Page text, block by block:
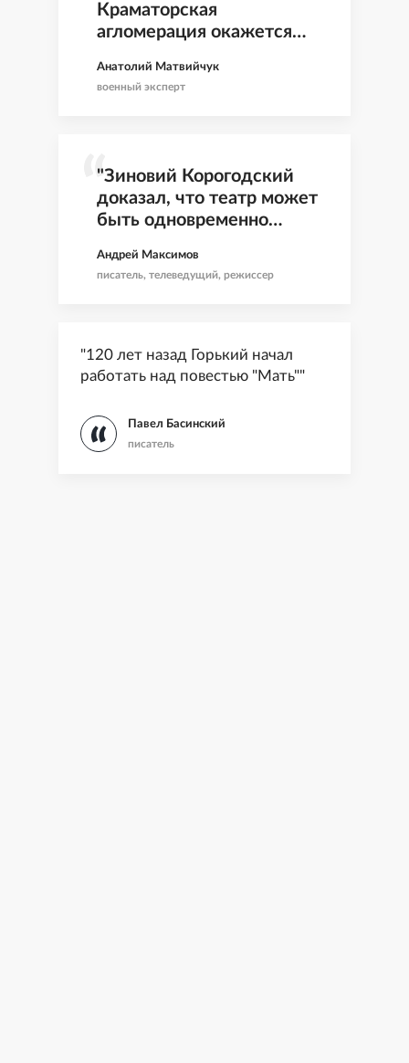
Краматорская
агломерация окажется
наковальней"
Анатолий Матвийчук
военный эксперт
"Зиновий Корогодский
доказал, что театр может
быть одновременно
всегда живой"
Андрей Максимов
писатель, телеведущий, режиссер
"120 лет назад Горький начал
работать над повестью "Мать""
Павел Басинский
писатель